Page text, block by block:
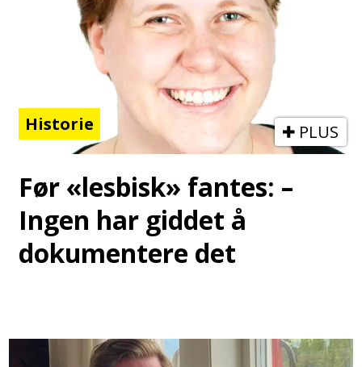
Historie PLUS
Før «lesbisk» fantes: –
Ingen har giddet å
dokumentere det